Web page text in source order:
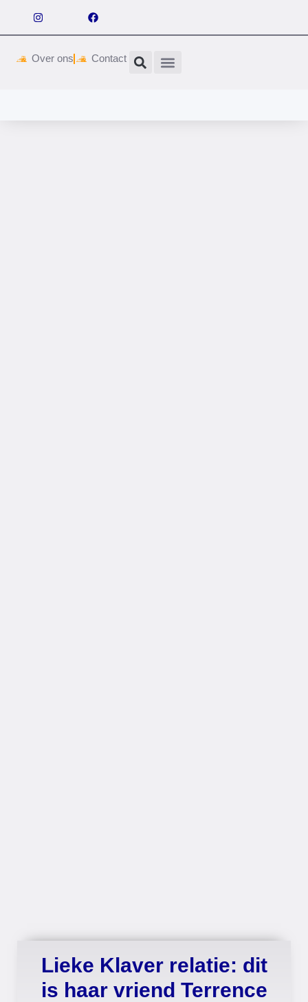
Over ons Contact
Lieke Klaver relatie: dit
is haar vriend Terrence